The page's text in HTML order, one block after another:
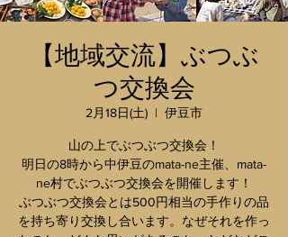
【地域交流】ぶつぶ
つ交換会
2月18日(土)
  |
伊豆市
山の上でぶつぶつ交換会！
明日の8時から中伊豆のmata-ne主催、mata-
ne村でぶつぶつ交換会を開催します！
ぶつぶつ交換会とは500円相当の手作りの品
を持ち寄り交換し合います。なぜそれを作っ